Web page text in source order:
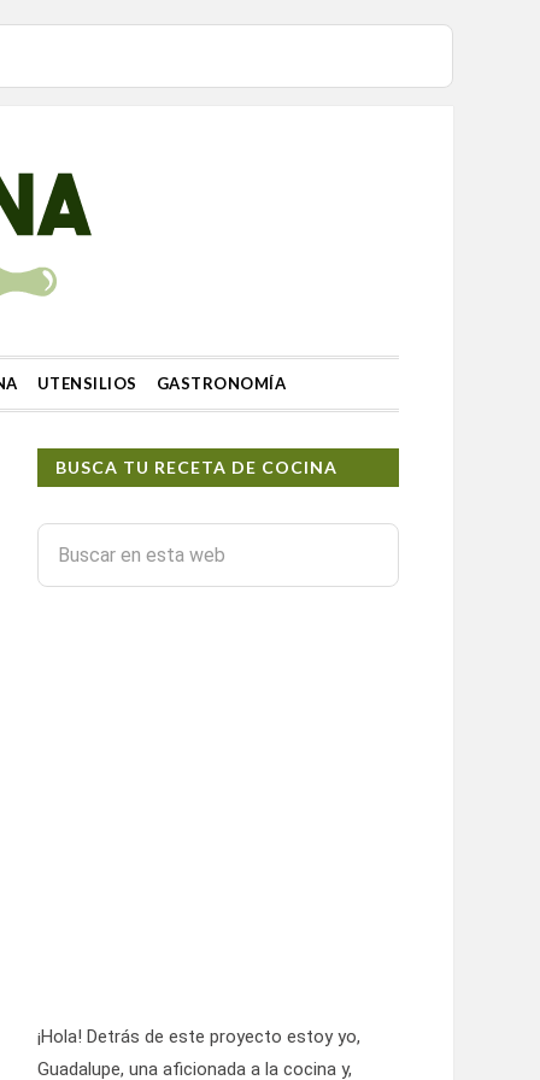
UTENSILIOS GASTRONOMÍA
BUSCA TU RECETA DE COCINA
¡Hola! Detrás de este proyecto estoy yo,
Guadalupe, una aficionada a la cocina y,